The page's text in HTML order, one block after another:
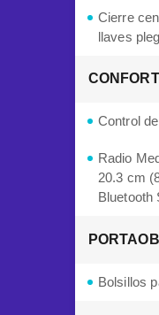
Cierre
llaves
CONFORT
Control
Radio
20.3 cm
Bluetooth
Bolsillos